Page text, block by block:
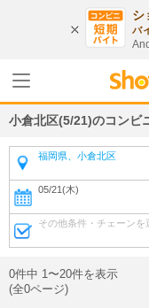
シ
バ
小倉北区(5/21)のコンビ
福岡県、小倉北区
05/21(木)
その他条件・チェーンを
0件中 1〜20件を表示
(全0ページ)